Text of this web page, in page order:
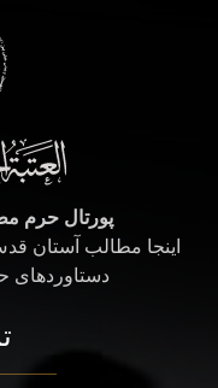
پورتال حرم
اینجا مطالب آستان
دستاوردهای